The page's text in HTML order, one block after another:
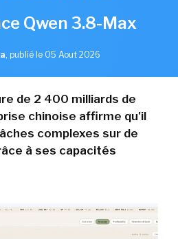
Qwen 3.8-Max
, publié le 05 Aout 2026
de 2 400 milliards de
chinoise affirme qu'il
complexes sur de
à ses capacités